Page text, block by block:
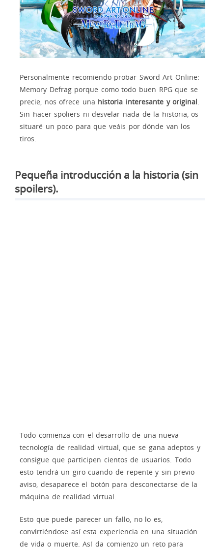
Personalmente recomiendo probar Sword Art Online:
Memory Defrag porque como todo buen RPG que se
precie, nos ofrece una historia interesante y original
Sin hacer spoliers ni desvelar nada de la historia, os
situaré un poco para que veáis por dónde van los
tiros.
Pequeña introducción a la historia (sin
spoilers).
Todo comienza con el desarrollo de una nueva
tecnología de realidad virtual, que se gana adeptos y
consigue que participen cientos de usuarios. Todo
esto tendrá un giro cuando de repente y sin previo
aviso, desaparece el botón para desconectarse de la
máquina de realidad virtual.
Esto que puede parecer un fallo, no lo es,
convirtiéndose así esta experiencia en una situación
de vida o muerte. Así da comienzo un reto para